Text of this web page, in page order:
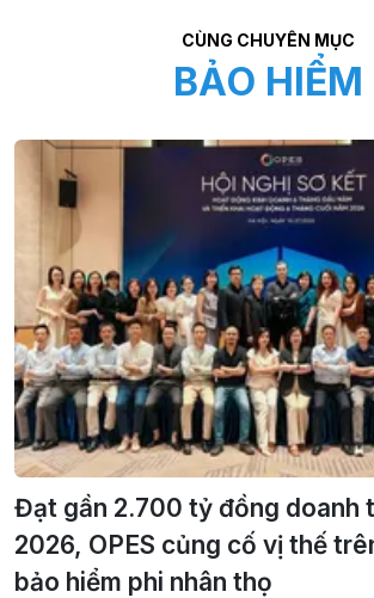
CÙNG CHUYÊN MỤC
BẢO HIỂM
Đạt gần 2.700 tỷ đồng doanh
2026, OPES củng cố vị thế
bảo hiểm phi nhân thọ